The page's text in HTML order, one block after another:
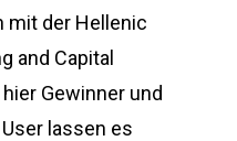
mit der Hellenic
and Capital
Gewinner und
lassen es